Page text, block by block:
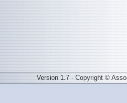
Version 1.7 - Copyright ©